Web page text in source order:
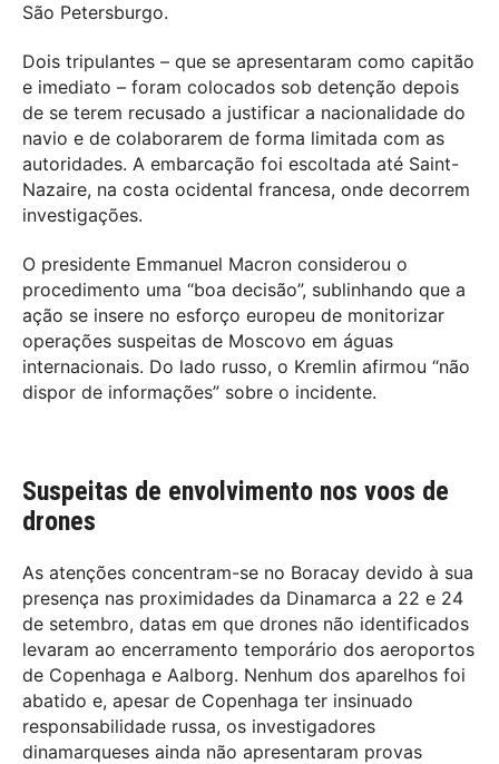
São Petersburgo.
Dois tripulantes – que se apresentaram como capitão
e imediato – foram colocados sob detenção depois
de se terem recusado a justificar a nacionalidade do
navio e de colaborarem de forma limitada com as
autoridades. A embarcação foi escoltada até Saint-
Nazaire, na costa ocidental francesa, onde decorrem
investigações.
O presidente Emmanuel Macron considerou o
procedimento uma “boa decisão”, sublinhando que a
ação se insere no esforço europeu de monitorizar
operações suspeitas de Moscovo em águas
internacionais. Do lado russo, o Kremlin afirmou “não
dispor de informações” sobre o incidente.
Suspeitas de envolvimento nos voos de
drones
As atenções concentram-se no Boracay devido à sua
presença nas proximidades da Dinamarca a 22 e 24
de setembro, datas em que drones não identificados
levaram ao encerramento temporário dos aeroportos
de Copenhaga e Aalborg. Nenhum dos aparelhos foi
abatido e, apesar de Copenhaga ter insinuado
responsabilidade russa, os investigadores
dinamarqueses ainda não apresentaram provas